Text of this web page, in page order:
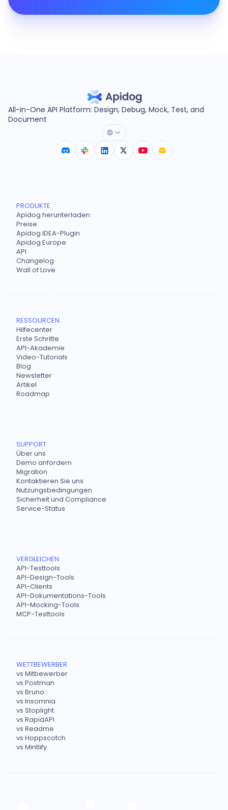
All-in-One API Platform: Design, Debug, Mock, Test, and
Document
PRODUKTE
Apidog herunterladen
Preise
Apidog IDEA-Plugin
Apidog Europe
API
Changelog
Wall of Love
RESSOURCEN
Hilfecenter
Erste Schritte
API-Akademie
Video-Tutorials
Blog
Newsletter
Artikel
Roadmap
SUPPORT
Über uns
Demo anfordern
Migration
Kontaktieren Sie uns
Nutzungsbedingungen
Sicherheit und Compliance
Service-Status
VERGLEICHEN
API-Testtools
API-Design-Tools
API-Clients
API-Dokumentations-Tools
API-Mocking-Tools
MCP-Testtools
WETTBEWERBER
vs Mitbewerber
vs Postman
vs Bruno
vs Insomnia
vs Stoplight
vs RapidAPI
vs Readme
vs Hoppscotch
vs Mintlify